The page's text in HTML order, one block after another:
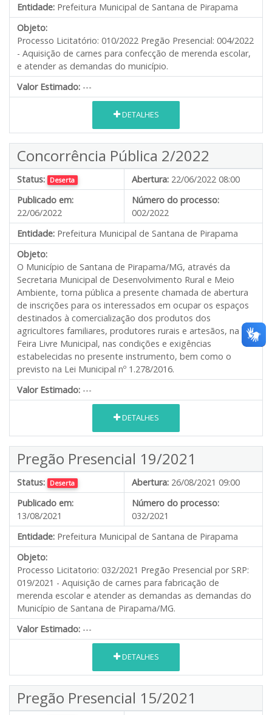
Entidade: Prefeitura Municipal de Santana de Pirapama
Objeto:
Processo Licitatório: 010/2022 Pregão Presencial: 004/2022
- Aquisição de carnes para confecção de merenda escolar,
e atender as demandas do município.
Valor Estimado: ---
DETALHES
Concorrência Pública 2/2022
Status: Deserta Abertura: 22/06/2022 08:00
Publicado em:
22/06/2022
Número do processo:
002/2022
Entidade: Prefeitura Municipal de Santana de Pirapama
Objeto:
O Município de Santana de Pirapama/MG, através da
Secretaria Municipal de Desenvolvimento Rural e Meio
Ambiente, torna pública a presente chamada de abertura
de inscrições para os interessados em ocupar os espaços
destinados à comercialização dos produtos dos
agricultores familiares, produtores rurais e artesãos, na
Feira Livre Municipal, nas condições e exigências
estabelecidas no presente instrumento, bem como o
previsto na Lei Municipal nº 1.278/2016.
Valor Estimado: ---
DETALHES
Pregão Presencial 19/2021
Status: Deserta Abertura: 26/08/2021 09:00
Publicado em:
13/08/2021
Número do processo:
032/2021
Entidade: Prefeitura Municipal de Santana de Pirapama
Objeto:
Processo Licitatorio: 032/2021 Pregão Presencial por SRP:
019/2021 - Aquisição de carnes para fabricação de
merenda escolar e atender as demandas as demandas do
Município de Santana de Pirapama/MG.
Valor Estimado: ---
DETALHES
Pregão Presencial 15/2021